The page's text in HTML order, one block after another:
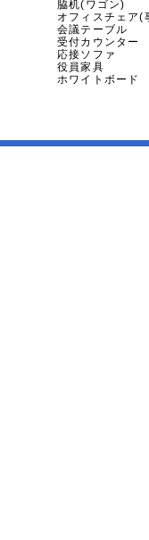
脇机(ワゴン)
オフィスチェア(
会議テーブル
受付カウンター
応接ソファ
役員家具
ホワイトボード